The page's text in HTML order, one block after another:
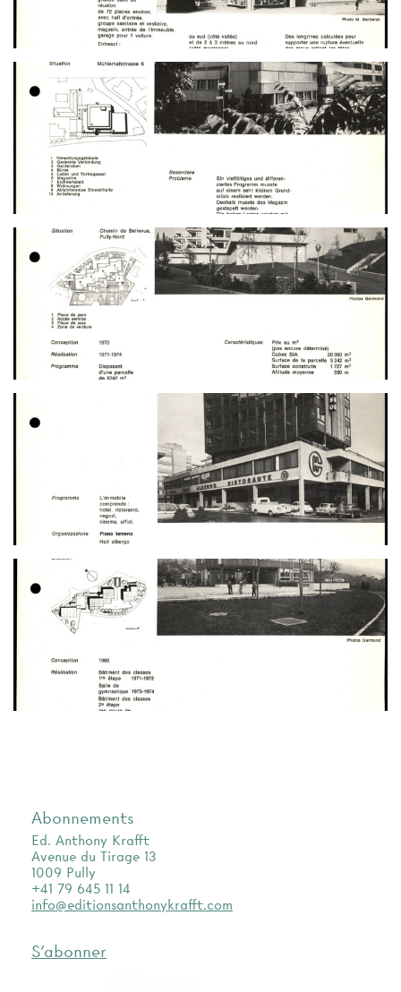
Abonnements
Ed. Anthony Krafft
Avenue du Tirage 13
1009 Pully
+41 79 645 11 14
info@editionsanthonykrafft.com
S'abonner